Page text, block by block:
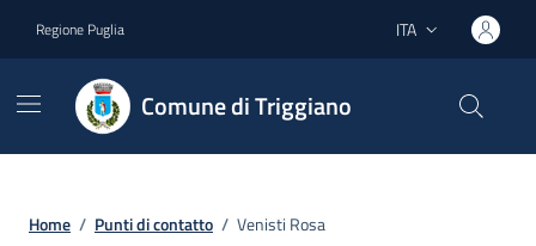
Regione Puglia Lingua attiva:
ITA
Comune di Triggiano
Home / Punti di contatto / Venisti Rosa